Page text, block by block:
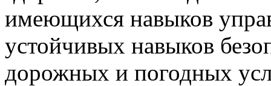
имеющихся навыков
устойчивых навыков
дорожных и погодных